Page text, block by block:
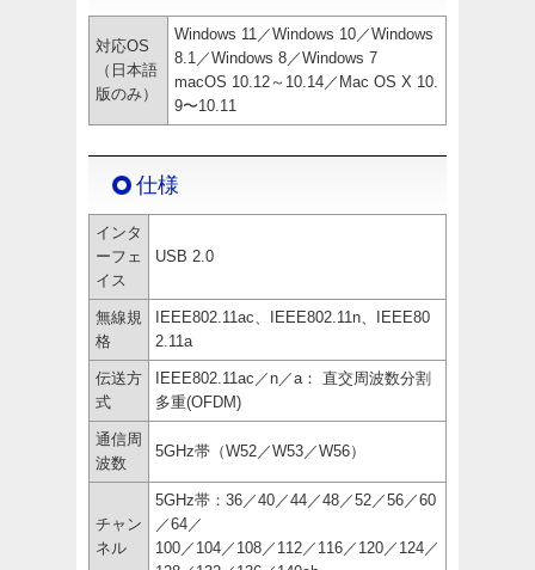
対応OS
（日本語
版のみ）
Windows 11／Windows 10／Windows
8.1／Windows 8／Windows 7
macOS 10.12～10.14／Mac OS X 10.
9〜10.11
仕様
インタ
ーフェ
イス
USB 2.0
無線規
格
IEEE802.11ac、IEEE802.11n、IEEE80
2.11a
伝送方
式
IEEE802.11ac／n／a： 直交周波数分割
多重(OFDM)
通信周
波数
5GHz帯（W52／W53／W56）
チャン
ネル
5GHz帯：36／40／44／48／52／56／60
／64／
100／104／108／112／116／120／124／